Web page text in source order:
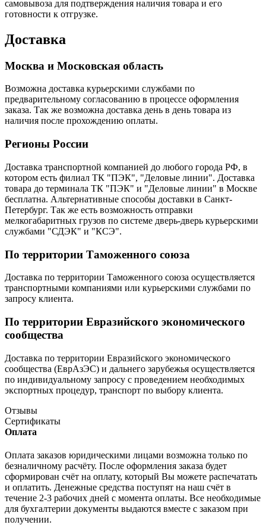
самовывоза для подтверждения наличия товара и его
готовности к отгрузке.
Доставка
Москва и Московская область
Возможна доставка курьерскими службами по
предварительному согласованию в процессе оформления
заказа. Так же возможна доставка день в день товара из
наличия после прохождению оплаты.
Регионы России
Доставка транспортной компанией до любого города РФ, в
котором есть филиал ТК "ПЭК", "Деловые линии". Доставка
товара до терминала ТК "ПЭК" и "Деловые линии" в Москве
бесплатна. Альтернативные способы доставки в Санкт-
Петербург. Так же есть возможность отправки
мелкогабаритных грузов по системе дверь-дверь курьерскими
службами "СДЭК" и "КСЭ".
По территории Таможенного союза
Доставка по территории Таможенного союза осуществляется
транспортными компаниями или курьерскими службами по
запросу клиента.
По территории Евразийского экономического
сообщества
Доставка по территории Евразийского экономического
сообщества (ЕврАзЭС) и дальнего зарубежья осуществляется
по индивидуальному запросу с проведением необходимых
экспортных процедур, транспорт по выбору клиента.
Отзывы
Сертификаты
Оплата
Оплата заказов юридическими лицами возможна только по
безналичному расчёту. После оформления заказа будет
сформирован счёт на оплату, который Вы можете распечатать
и оплатить. Денежные средства поступят на наш счёт в
течение 2-3 рабочих дней с момента оплаты. Все необходимые
для бухгалтерии документы выдаются вместе с заказом при
получении.